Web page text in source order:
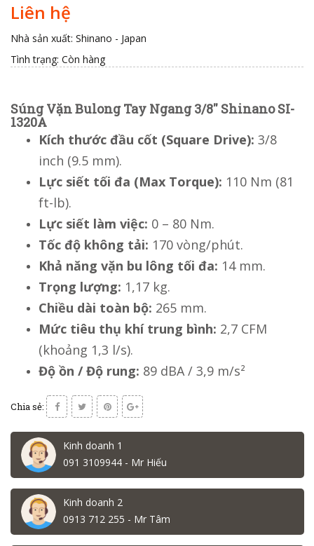
Liên hệ
Nhà sản xuất: Shinano - Japan
Tình trạng: Còn hàng
Súng Vặn Bulong Tay Ngang 3/8'' Shinano SI-
1320A
Kích thước đầu cốt (Square Drive): 3/8
inch (9.5 mm).
Lực siết tối đa (Max Torque): 110 Nm (81
ft-lb).
Lực siết làm việc: 0 – 80 Nm.
Tốc độ không tải: 170 vòng/phút.
Khả năng vặn bu lông tối đa: 14 mm.
Trọng lượng: 1,17 kg.
Chiều dài toàn bộ: 265 mm.
Mức tiêu thụ khí trung bình: 2,7 CFM
(khoảng 1,3 l/s).
Độ ồn / Độ rung: 89 dBA / 3,9 m/s²
Chia sẻ:
Kinh doanh 1
091 3109944 - Mr Hiếu
Kinh doanh 2
0913 712 255 - Mr Tâm